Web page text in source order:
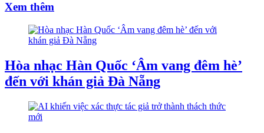
Xem thêm
Hòa nhạc Hàn Quốc ‘Âm vang đêm hè’
đến với khán giả Đà Nẵng